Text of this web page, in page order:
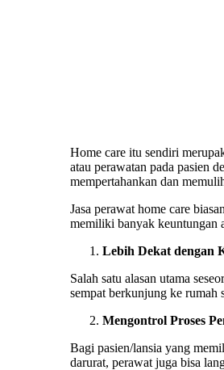
Home care itu sendiri
atau perawatan pada pasien
mempertahankan dan
Jasa perawat home care
memiliki banyak keuntungan
Lebih Dekat dengan
Salah satu alasan utama
sempat berkunjung ke rumah
Mengontrol Proses
Bagi pasien/lansia yang
darurat, perawat juga bisa